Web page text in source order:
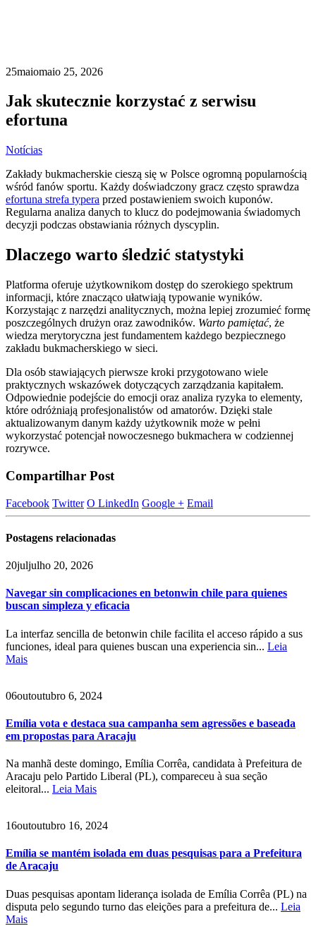
25maiomaio 25, 2026
Jak skutecznie korzystać z serwisu
efortuna
Notícias
Zakłady bukmacherskie cieszą się w Polsce ogromną popularnością
wśród fanów sportu. Każdy doświadczony gracz często sprawdza
efortuna strefa typera przed postawieniem swoich kuponów.
Regularna analiza danych to klucz do podejmowania świadomych
decyzji podczas obstawiania różnych dyscyplin.
Dlaczego warto śledzić statystyki
Platforma oferuje użytkownikom dostęp do szerokiego spektrum
informacji, które znacząco ułatwiają typowanie wyników.
Korzystając z narzędzi analitycznych, można lepiej zrozumieć formę
poszczególnych drużyn oraz zawodników. Warto pamiętać, że
wiedza merytoryczna jest fundamentem każdego bezpiecznego
zakładu bukmacherskiego w sieci.
Dla osób stawiających pierwsze kroki przygotowano wiele
praktycznych wskazówek dotyczących zarządzania kapitałem.
Odpowiednie podejście do emocji oraz analiza ryzyka to elementy,
które odróżniają profesjonalistów od amatorów. Dzięki stale
aktualizowanym danym każdy użytkownik może w pełni
wykorzystać potencjał nowoczesnego bukmachera w codziennej
rozrywce.
Compartilhar Post
Facebook Twitter O LinkedIn Google + Email
Postagens relacionadas
20juljulho 20, 2026
Navegar sin complicaciones en betonwin chile para quienes
buscan simpleza y eficacia
La interfaz sencilla de betonwin chile facilita el acceso rápido a sus
funciones, ideal para quienes buscan una experiencia sin... Leia
Mais
06outoutubro 6, 2024
Emília vota e destaca sua campanha sem agressões e baseada
em propostas para Aracaju
Na manhã deste domingo, Emília Corrêa, candidata à Prefeitura de
Aracaju pelo Partido Liberal (PL), compareceu à sua seção
eleitoral... Leia Mais
16outoutubro 16, 2024
Emília se mantém isolada em duas pesquisas para a Prefeitura
de Aracaju
Duas pesquisas apontam liderança isolada de Emília Corrêa (PL) na
disputa pelo segundo turno das eleições para a prefeitura de... Leia
Mais